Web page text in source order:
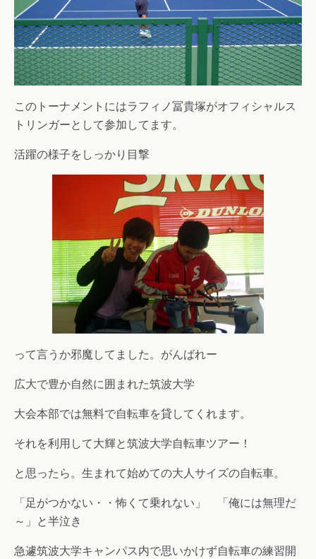
このトーナメントにはラフィノ冨貴塚がオフィシャルス
トリンガーとして参加してます。
活躍の様子をしっかり目撃
って言うか邪魔してました。がんばれー
広大で豊か自然に囲まれた筑波大学
大会本部では無料で自転車を貸してくれます。
それを利用して大輝と筑波大学自転車ツアー！
と思ったら。生まれて始めての大人サイズの自転車。
「足がつかない・・怖くて乗れない」 「俺には無理だ
～」と半泣き
急遽筑波大学キャンパス内で思いかけず自転車の練習開